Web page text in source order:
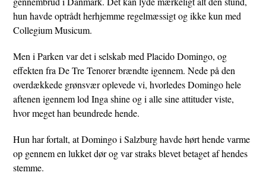
hun havde optrådt herhjemme regelmæssigt og ikke kun med
Collegium Musicum.
Men i Parken var det i selskab med Placido Domingo, og
effekten fra De Tre Tenorer brændte igennem. Nede på den
overdækkede grønsvær oplevede vi, hvorledes Domingo hele
aftenen igennem lod Inga shine og i alle sine attituder viste,
hvor meget han beundrede hende.
Hun har fortalt, at Domingo i Salzburg havde hørt hende varme
op gennem en lukket dør og var straks blevet betaget af hendes
stemme.